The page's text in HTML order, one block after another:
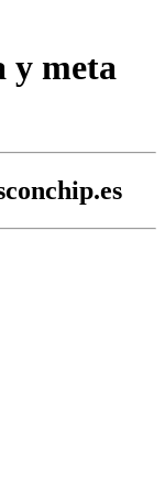
y meta